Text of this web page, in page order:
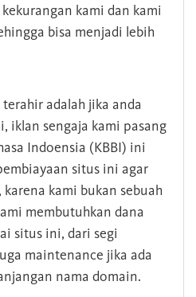
kami dan kami
bisa menjadi lebih
terahir adalah jika anda
iklan sengaja kami pasang
Indoensia (KBBI) ini
situs ini agar
kami bukan sebuah
membutuhkan dana
situs ini, dari segi
maintenance jika ada
nama domain.